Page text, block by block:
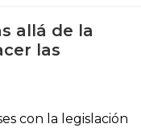
allá de la
las
con la legislación